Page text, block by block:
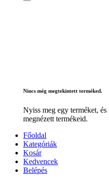
Nincs még megtekintett terméked.
Nyiss meg egy terméket,
megnézett termékeid.
Főoldal
Kategóriák
Kosár
Kedvencek
Belépés